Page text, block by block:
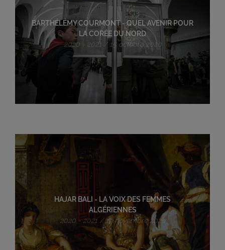
BARTHÉLÉMY COURMONT - QUEL AVENIR POUR
LA CORÉE DU NORD
2020 - 2021 / 15 octobre 2020
HAJAR BALI - LA VOIX DES FEMMES
ALGÉRIENNES
2020 - 2021 / 19 novembre 2020